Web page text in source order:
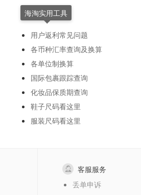
海淘实用工具
用户返利常见问题
各币种汇率查询及换算
各单位制换算
国际包裹跟踪查询
化妆品保质期查询
鞋子尺码看这里
服装尺码看这里
客服服务
丢单申诉